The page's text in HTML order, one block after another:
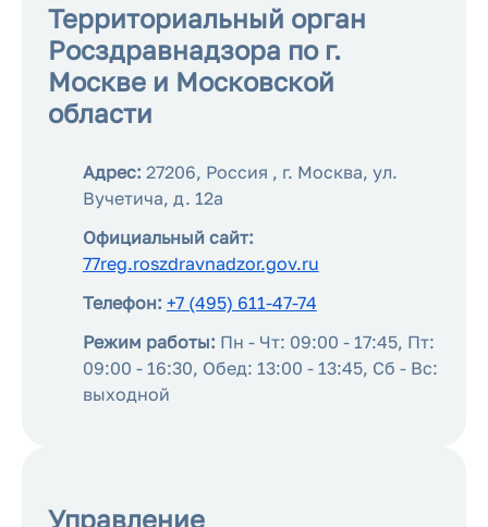
Территориальный орган
Росздравнадзора по г.
Москве и Московской
области
Адрес: 27206, Россия , г. Москва, ул.
Вучетича, д. 12а
Официальный сайт:
77reg.roszdravnadzor.gov.ru
Телефон: +7 (495) 611-47-74
Режим работы: Пн - Чт: 09:00 - 17:45, Пт:
09:00 - 16:30, Обед: 13:00 - 13:45, Сб - Вс:
выходной
Управление